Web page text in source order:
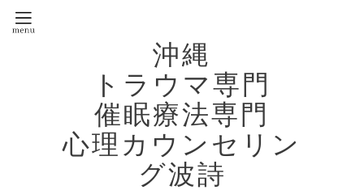
沖縄
トラウマ専門
催眠療法専門
心理カウンセリン
グ波詩